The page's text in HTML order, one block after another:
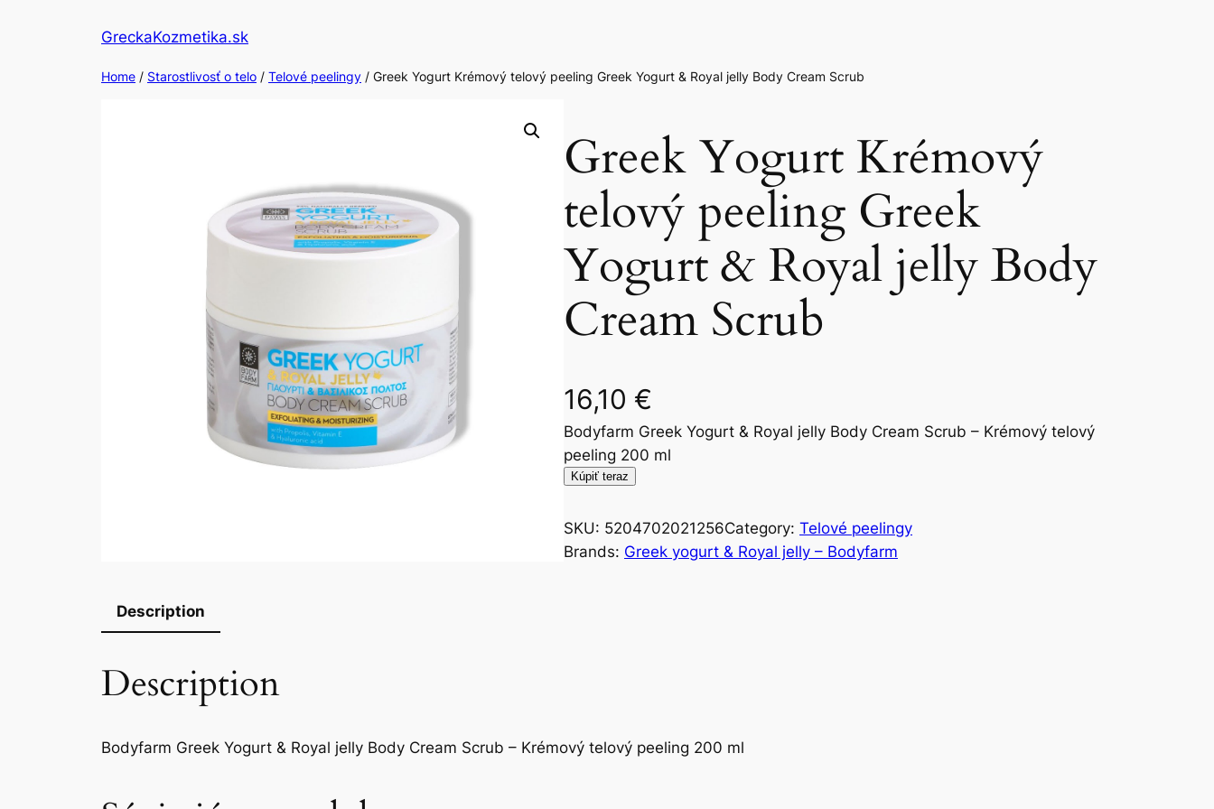
GreckaKozmetika.sk
Home / Starostlivosť o telo / Telové peelingy / Greek Yogurt Krémový telový peeling Greek Yogurt & Royal jelly Body Cream Scrub
Greek Yogurt Krémový
telový peeling Greek
Yogurt & Royal jelly Body
Cream Scrub
16,10 €
Bodyfarm Greek Yogurt & Royal jelly Body Cream Scrub – Krémový telový
peeling 200 ml
Kúpiť teraz
SKU: 5204702021256Category: Telové peelingy
Brands: Greek yogurt & Royal jelly – Bodyfarm
Description
Description
Bodyfarm Greek Yogurt & Royal jelly Body Cream Scrub – Krémový telový peeling 200 ml